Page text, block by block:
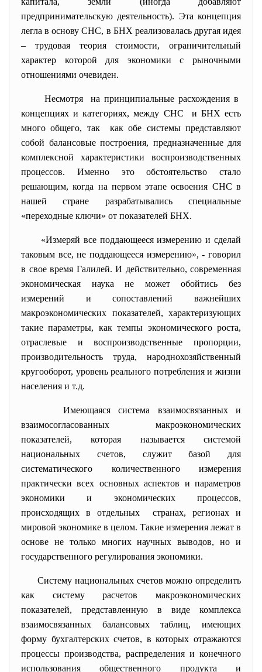
предпринимательскую деятельность). Эта концепция
легла в основу СНС, в БНХ реализовалась другая идея
– трудовая теория стоимости, ограничительный
характер которой для экономики с рыночными
отношениями очевиден.
Несмотря на принципиальные расхождения в
концепциях и категориях, между СНС и БНХ есть
много общего, так как обе системы представляют
собой балансовые построения, предназначенные для
комплексной характеристики воспроизводственных
процессов. Именно это обстоятельство стало
решающим, когда на первом этапе освоения СНС в
нашей стране разрабатывались специальные
«переходные ключи» от показателей БНХ.
«Измеряй все поддающееся измерению и сделай
таковым все, не поддающееся измерению», - говорил
в свое время Галилей. И действительно, современная
экономическая наука не может обойтись без
измерений и сопоставлений важнейших
макроэкономических показателей, характеризующих
такие параметры, как темпы экономического роста,
отраслевые и воспроизводственные пропорции,
производительность труда, народнохозяйственный
кругооборот, уровень реального потребления и жизни
населения и т.д.
Имеющаяся система взаимосвязанных и
взаимосогласованных макроэкономических
показателей, которая называется системой
национальных счетов, служит базой для
систематического количественного измерения
практически всех основных аспектов и параметров
экономики и экономических процессов,
происходящих в отдельных странах, регионах и
мировой экономике в целом. Такие измерения лежат в
основе не только многих научных выводов, но и
государственного регулирования экономики.
Систему национальных счетов можно определить
как систему расчетов макроэкономических
показателей, представленную в виде комплекса
взаимосвязанных балансовых таблиц, имеющих
форму бухгалтерских счетов, в которых отражаются
процессы производства, распределения и конечного
использования общественного продукта и